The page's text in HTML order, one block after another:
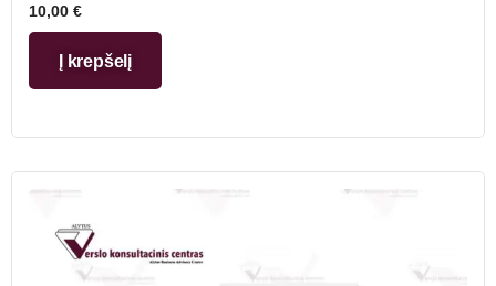
10,00 €
Į krepšelį